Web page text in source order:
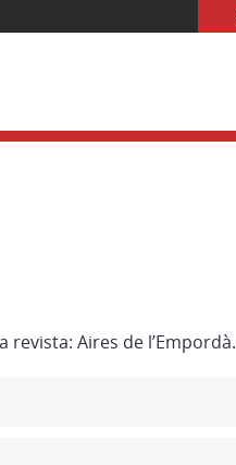
Aires de l’Empordà.